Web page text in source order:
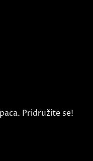
Pridružite se!